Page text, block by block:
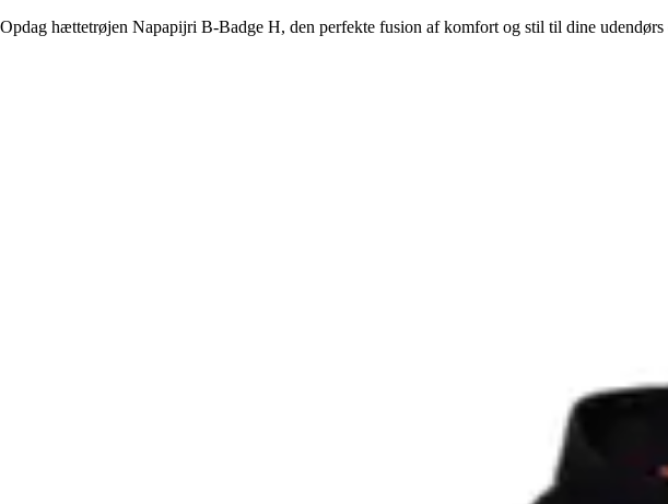
Opdag hættetrøjen Napapijri B-Badge H, den perfekte fusion af komfort og stil til dine udendørs